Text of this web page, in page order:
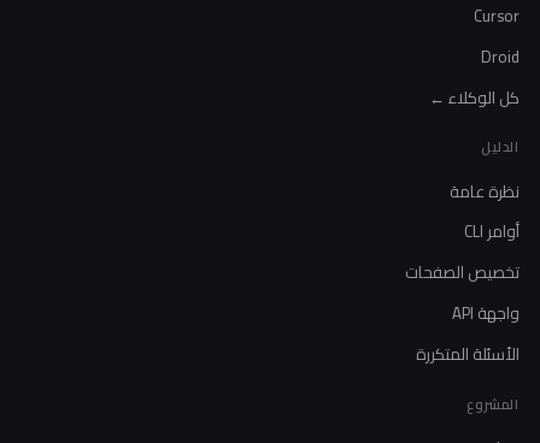
Cursor
Droid
كل الوكلاء ←
الدليل
نظرة عامة
أوامر CLI
تخصيص الصفحات
واجهة API
الأسئلة المتكررة
المشروع